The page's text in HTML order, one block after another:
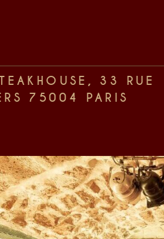
33 RUE
75004 PARIS